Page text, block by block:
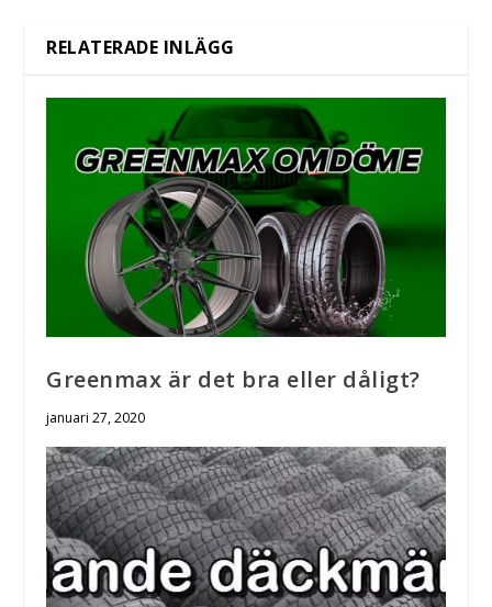
RELATERADE INLÄGG
Greenmax är det bra eller dåligt?
januari 27, 2020